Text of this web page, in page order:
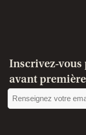
Inscrivez-vous
avant